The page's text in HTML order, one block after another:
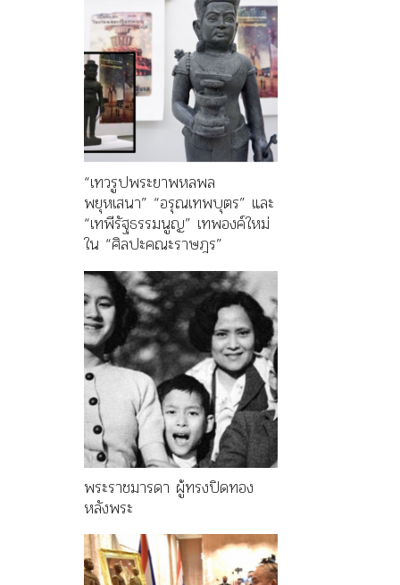
“เทวรูปพระยาพหลพล
พยุหเสนา” “อรุณเทพบุตร” และ
“เทพีรัฐธรรมนูญ” เทพองค์ใหม่
ใน “ศิลปะคณะราษฎร”
พระราชมารดา ผู้ทรงปิดทอง
หลังพระ